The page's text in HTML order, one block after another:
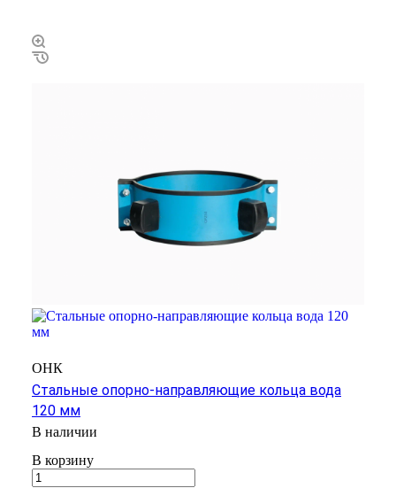
ОНК
Стальные опорно-направляющие кольца вода
120 мм
В наличии
В корзину